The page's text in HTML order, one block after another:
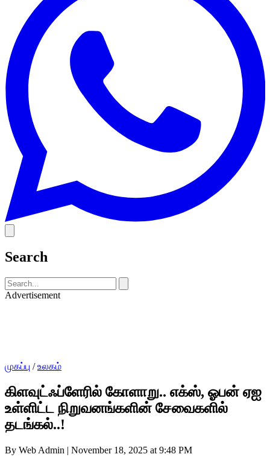
Search
Advertisement
முகப்பு / உலகம்
கிளவுட்ஃப்ளேரில் கோளாறு.. எக்ஸ், ஓபன் ஏஐ
உள்ளிட்ட நிறுவனங்களின் சேவைகளில்
தடங்கல்..!
By Web Admin | November 18, 2025 at 9:48 PM